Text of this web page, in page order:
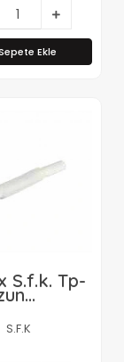
Ekle
S.f.k. Tp-
)
S.F.K